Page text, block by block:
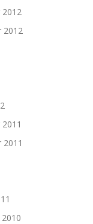
2012
2011